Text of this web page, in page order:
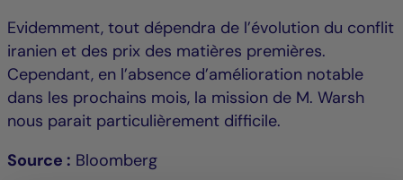
Evidemment, tout dépendra de l’évolution du conflit
iranien et des prix des matières premières.
Cependant, en l’absence d’amélioration notable
dans les prochains mois, la mission de M. Warsh
nous parait particulièrement difficile.
Source : Bloomberg